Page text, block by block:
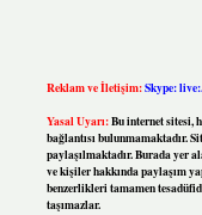
Reklam ve İletişim:Skype:
Yasal Uyarı:Bu internet sitesi,
bağlantısı bulunmamaktadır.
paylaşılmaktadır. Burada yer
ve kişiler hakkında paylaşım
benzerlikleri tamamen
taşımazlar.